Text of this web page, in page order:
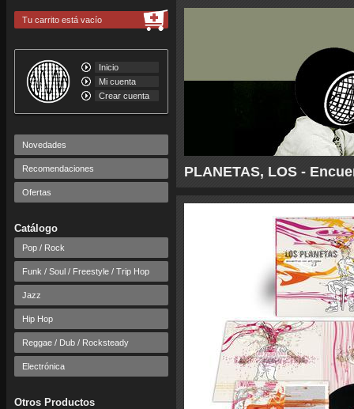
PLANETAS, LOS -
Tu carrito está vacío
Inicio
Mi cuenta
Crear cuenta
Novedades
Recomendaciones
Ofertas
Catálogo
Pop / Rock
Funk / Soul / Freestyle / Trip Hop
Jazz
Hip Hop
Reggae / Dub / Rocksteady
Electrónica
Otros Productos